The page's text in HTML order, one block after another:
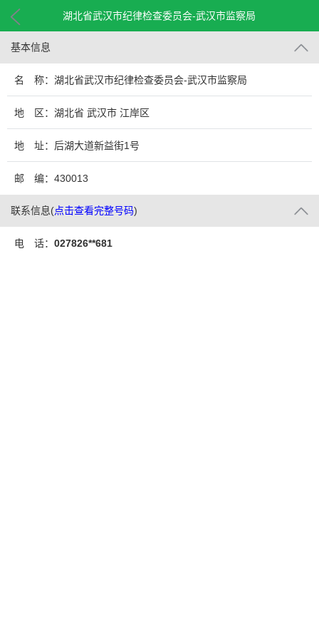
湖北省武汉市纪律检查委员会-武汉市监察局
基本信息
名 称：湖北省武汉市纪律检查委员会-武汉市监察局
地 区：湖北省 武汉市 江岸区
地 址：后湖大道新益街1号
邮 编：430013
联系信息(点击查看完整号码)
电 话： 027826**681